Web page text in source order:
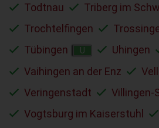
Todtnau
Triberg im
Trochtelfingen
Tübingen
U Uhingen
Vaihingen an der Enz
Veringenstadt
Villingen-
Vogtsburg im Kaiserstuhl